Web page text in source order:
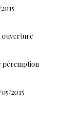
ouverture
péremption
05/2015